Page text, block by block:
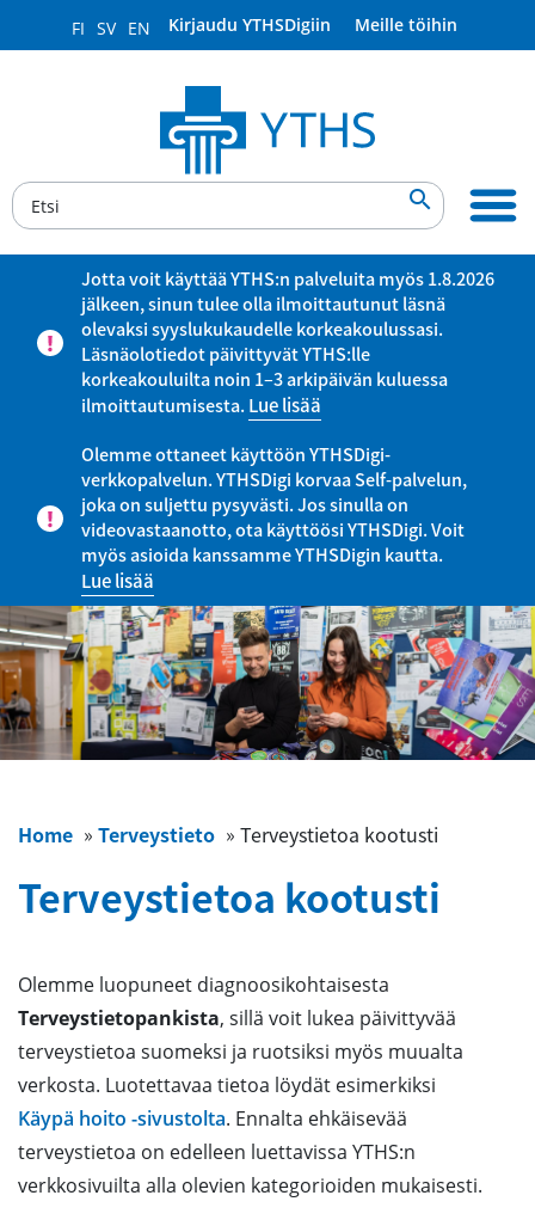
FI SV EN Kirjaudu YTHSDigiin Meille töihin

Jotta voit käyttää YTHS:n palveluita myös 1.8.2026
jälkeen, sinun tulee olla ilmoittautunut läsnä
olevaksi syyslukukaudelle korkeakoulussasi.
Läsnäolotiedot päivittyvät YTHS:lle
korkeakouluilta noin 1–3 arkipäivän kuluessa
ilmoittautumisesta.Lue lisää
Olemme ottaneet käyttöön YTHSDigi-
verkkopalvelun. YTHSDigi korvaa Self-palvelun,
joka on suljettu pysyvästi. Jos sinulla on
videovastaanotto, ota käyttöösi YTHSDigi. Voit
myös asioida kanssamme YTHSDigin kautta.
Lue lisää
Home » Terveystieto » Terveystietoa kootusti
Terveystietoa kootusti
Olemme luopuneet diagnoosikohtaisesta
Terveystietopankista, sillä voit lukea päivittyvää
terveystietoa suomeksi ja ruotsiksi myös muualta
verkosta. Luotettavaa tietoa löydät esimerkiksi
Käypä hoito -sivustolta. Ennalta ehkäisevää
terveystietoa on edelleen luettavissa YTHS:n
verkkosivuilta alla olevien kategorioiden mukaisesti.